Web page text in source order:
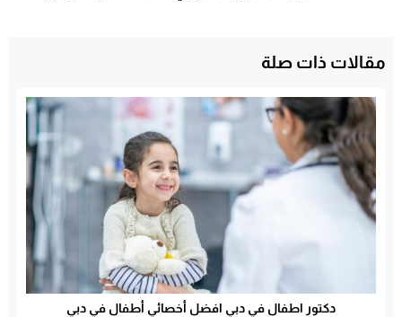
مقالات ذات صلة
دكتور اطفال في دبي افضل أخصائي أطفال في دبي